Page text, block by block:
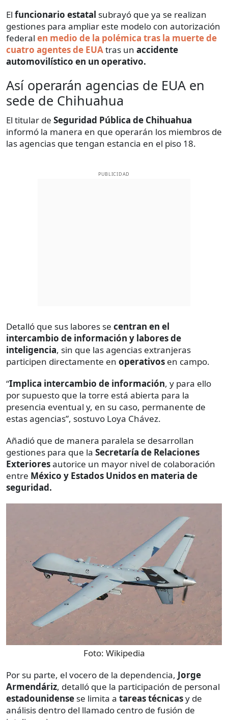
El funcionario estatal subrayó que ya se realizan
gestiones para ampliar este modelo con autorización
federal en medio de la polémica tras la muerte de
cuatro agentes de EUAtras un accidente
automovilístico en un operativo.
Así operarán agencias de EUA en
sede de Chihuahua
El titular de Seguridad Pública de Chihuahua
informó la manera en que operarán los miembros de
las agencias que tengan estancia en el piso 18.
PUBLICIDAD
Detalló que sus labores se centran en el
intercambio de información y labores de
inteligencia, sin que las agencias extranjeras
participen directamente en operativos en campo.
“Implica intercambio de información, y para ello
por supuesto que la torre está abierta para la
presencia eventual y, en su caso, permanente de
estas agencias”, sostuvo Loya Chávez.
Añadió que de manera paralela se desarrollan
gestiones para que la Secretaría de Relaciones
Exterioresautorice un mayor nivel de colaboración
entre México y Estados Unidos en materia de
seguridad.
Foto: Wikipedia
Por su parte, el vocero de la dependencia, Jorge
Armendáriz, detalló que la participación de personal
estadounidense se limita a tareas técnicasy de
análisis dentro del llamado centro de fusión de